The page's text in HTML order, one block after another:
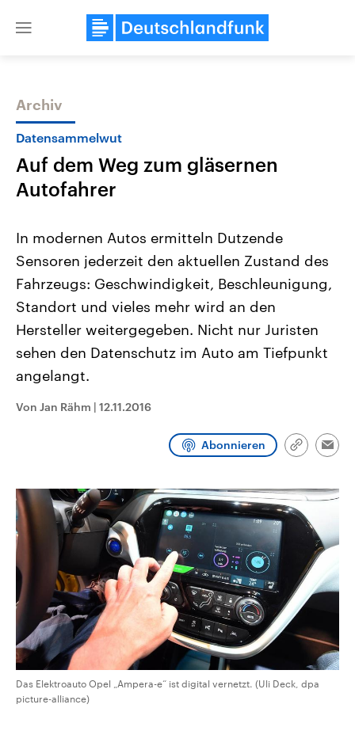
Close
Themen
Landtagswahl Sachsen-Anhalt
2026
Alle Informationen
Sachsen-Anhalt wählt am 6.
September 2026 einen neuen
Landtag. Seit 2021 wird das
Bundesland von einer Koalition aus
Umfragen, Prognosen,
und Hintergründe zu den Parteien
und Kandidaten der anstehenden
USA
Aktuelle Beiträge,
Hintergründe
Wirtschaftlich und
gehören die Vereinigten
den mächtigsten Ländern
mit großem Einfluss auf
aktuelle Weltgeschehen.
Sendungen Programm
Archiv
Datensammelwut
Auf dem Weg zum gläsernen
Autofahrer
In modernen Autos ermitteln Dutzende
Sensoren jederzeit den aktuellen Zustand des
Fahrzeugs: Geschwindigkeit, Beschleunigung,
Standort und vieles mehr wird an den
Hersteller weitergegeben. Nicht nur Juristen
sehen den Datenschutz im Auto am Tiefpunkt
angelangt.
Von Jan Rähm | 12.11.2016
Abonnieren
Link
Das Elektroauto Opel „Ampera-e“ ist digital vernetzt. (Uli Deck, dpa
picture-alliance)